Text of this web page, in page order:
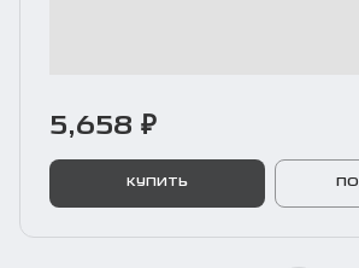
5,658 ₽
КУПИТЬ